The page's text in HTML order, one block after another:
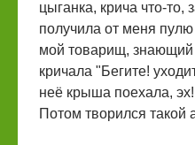
цыганка, крича что-то,
получила от меня
мой товарищ, знающий
кричала "Бегите!
неё крыша поехала,
Потом творился такой